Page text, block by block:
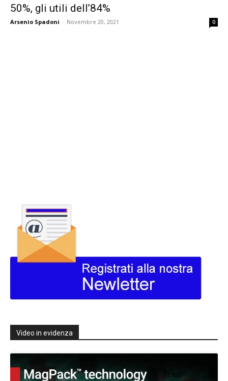
50%, gli utili dell’84%
Arsenio Spadoni - Novembre 20, 2021 0
Video in evidenza
Texas